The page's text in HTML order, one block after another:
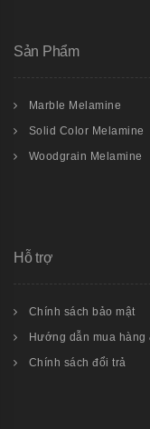
Sản Phẩm
Marble Melamine
Solid Color Melamine
Woodgrain Melamine
Hỗ trợ
Chính sách bảo mật
Hướng dẫn mua hàng
Chính sách đổi trả